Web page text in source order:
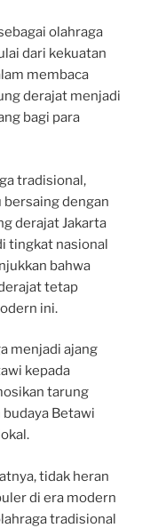
olahraga
dari kekuatan
membaca
derajat menjadi
bagi para
tradisional,
dengan
derajat Jakarta
tingkat nasional
bahwa
tetap
ini.
menjadi ajang
kepada
tarung
Betawi
tidak heran
di era modern
tradisional